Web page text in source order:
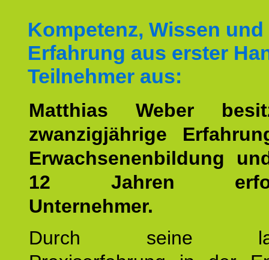
Kompetenz, Wissen und
Erfahrung aus erster
Teilnehmer aus:
Matthias Weber
zwanzigjährige
Erwachsenenbildung
12 Jahren
Unternehmer.
Durch seine